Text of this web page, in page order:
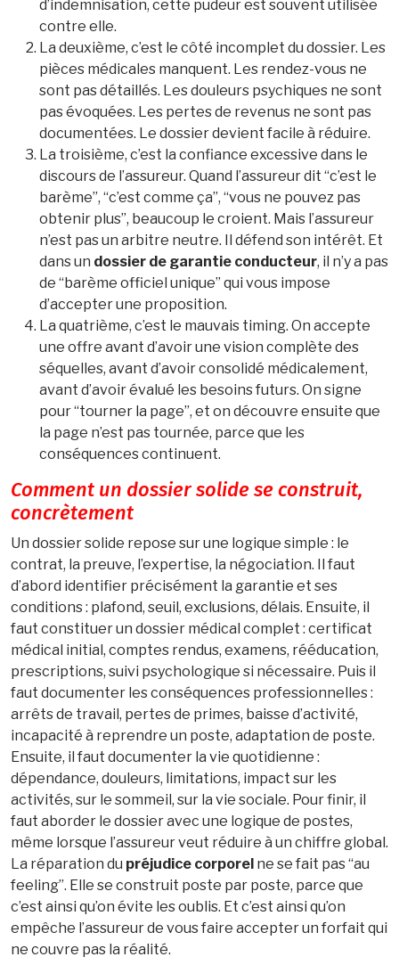
d’indemnisation, cette pudeur est souvent utilisée
contre elle.
La deuxième, c’est le côté incomplet du dossier. Les
pièces médicales manquent. Les rendez-vous ne
sont pas détaillés. Les douleurs psychiques ne sont
pas évoquées. Les pertes de revenus ne sont pas
documentées. Le dossier devient facile à réduire.
La troisième, c’est la confiance excessive dans le
discours de l’assureur. Quand l’assureur dit “c’est le
barème”, “c’est comme ça”, “vous ne pouvez pas
obtenir plus”, beaucoup le croient. Mais l’assureur
n’est pas un arbitre neutre. Il défend son intérêt. Et
dans un dossier de garantie conducteur, il n’y a pas
de “barème officiel unique” qui vous impose
d’accepter une proposition.
La quatrième, c’est le mauvais timing. On accepte
une offre avant d’avoir une vision complète des
séquelles, avant d’avoir consolidé médicalement,
avant d’avoir évalué les besoins futurs. On signe
pour “tourner la page”, et on découvre ensuite que
la page n’est pas tournée, parce que les
conséquences continuent.
Comment un dossier solide se construit,
concrètement
Un dossier solide repose sur une logique simple : le
contrat, la preuve, l’expertise, la négociation. Il faut
d’abord identifier précisément la garantie et ses
conditions : plafond, seuil, exclusions, délais. Ensuite, il
faut constituer un dossier médical complet : certificat
médical initial, comptes rendus, examens, rééducation,
prescriptions, suivi psychologique si nécessaire. Puis il
faut documenter les conséquences professionnelles :
arrêts de travail, pertes de primes, baisse d’activité,
incapacité à reprendre un poste, adaptation de poste.
Ensuite, il faut documenter la vie quotidienne :
dépendance, douleurs, limitations, impact sur les
activités, sur le sommeil, sur la vie sociale. Pour finir, il
faut aborder le dossier avec une logique de postes,
même lorsque l’assureur veut réduire à un chiffre global.
La réparation du préjudice corporel ne se fait pas “au
feeling”. Elle se construit poste par poste, parce que
c’est ainsi qu’on évite les oublis. Et c’est ainsi qu’on
empêche l’assureur de vous faire accepter un forfait qui
ne couvre pas la réalité.